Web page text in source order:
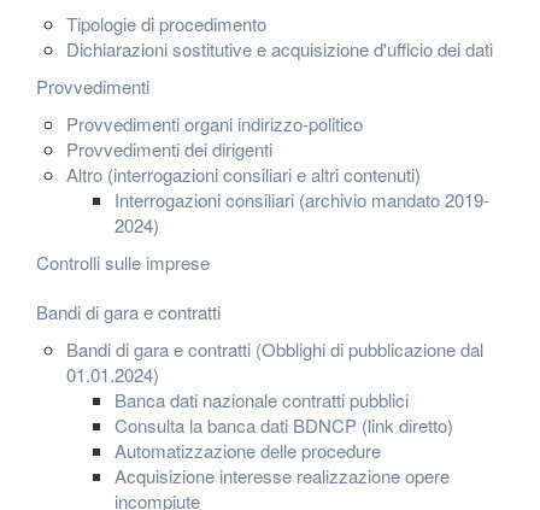
Tipologie di procedimento
Dichiarazioni sostitutive e acquisizione d'ufficio dei dati
Provvedimenti
Provvedimenti organi indirizzo-politico
Provvedimenti dei dirigenti
Altro (interrogazioni consiliari e altri contenuti)
Interrogazioni consiliari (archivio mandato 2019-
2024)
Controlli sulle imprese
Bandi di gara e contratti
Bandi di gara e contratti (Obblighi di pubblicazione dal
01.01.2024)
Banca dati nazionale contratti pubblici
Consulta la banca dati BDNCP (link diretto)
Automatizzazione delle procedure
Acquisizione interesse realizzazione opere
incompiute